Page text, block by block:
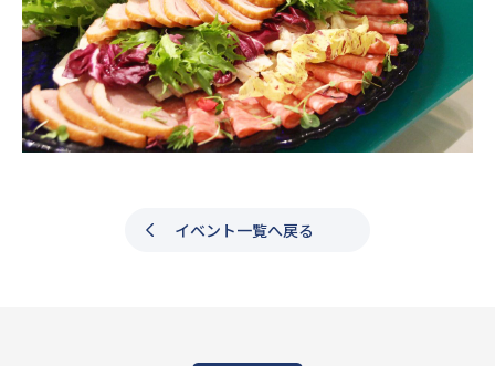
イベント一覧へ戻る